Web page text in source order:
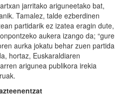
jarritako ariguneetako bat,
Tamalez, talde ezberdinen
partidarik ez izatea eragin dute,
aukera izango da; “gure
aurka jokatu behar zuen partida
hortaz, Euskaraldiaren
arigunea publikora irekia